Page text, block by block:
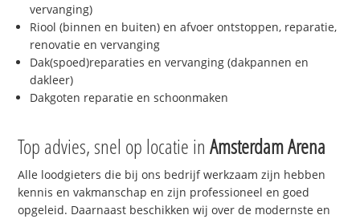
vervanging)
Riool (binnen en buiten) en afvoer ontstoppen, reparatie,
renovatie en vervanging
Dak(spoed)reparaties en vervanging (dakpannen en
dakleer)
Dakgoten reparatie en schoonmaken
Top advies, snel op locatie inAmsterdam Arena
Alle loodgieters die bij ons bedrijf werkzaam zijn hebben
kennis en vakmanschap en zijn professioneel en goed
opgeleid. Daarnaast beschikken wij over de modernste en